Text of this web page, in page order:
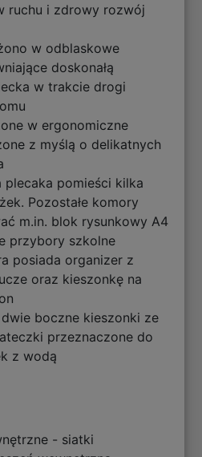
ruchu i zdrowy rozwój
w odblaskowe
doskonałą
w trakcie drogi
w ergonomiczne
z myślą o delikatnych
plecaka pomieści kilka
Pozostałe komory
m.in. blok rysunkowy A4
przybory szkolne
posiada organizer z
oraz kieszonkę na
boczne kieszonki ze
przeznaczone do
z wodą
- siatki